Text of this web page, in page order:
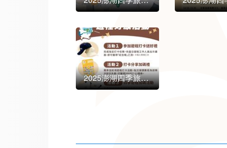
2025澎湖四季旅行「気軽に古きを訪ねる」が相次いで登場！